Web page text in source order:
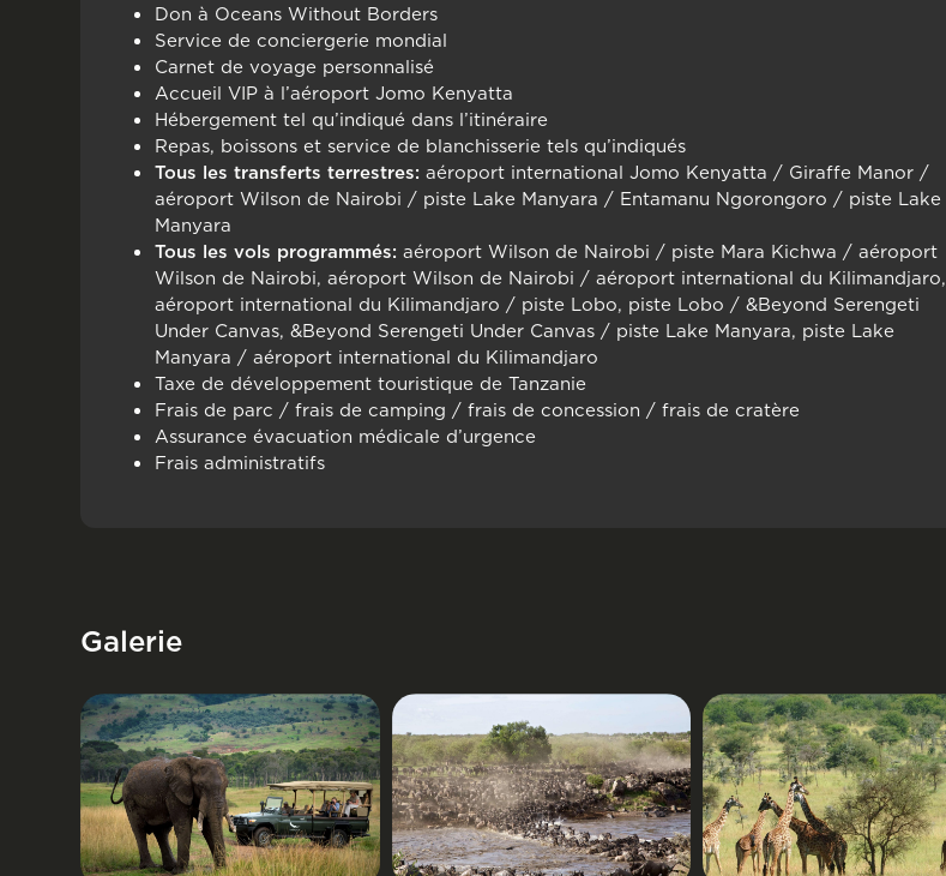
Don à Oceans Without Borders
Service de conciergerie mondial
Carnet de voyage personnalisé
Accueil VIP à l’aéroport Jomo Kenyatta
Hébergement tel qu’indiqué dans l’itinéraire
Repas, boissons et service de blanchisserie tels qu’indiqués
Tous les transferts terrestres: aéroport international Jomo Kenyatta / Giraffe Manor /
aéroport Wilson de Nairobi / piste Lake Manyara / Entamanu Ngorongoro / piste Lake
Manyara
Tous les vols programmés: aéroport Wilson de Nairobi / piste Mara Kichwa / aéroport
Wilson de Nairobi, aéroport Wilson de Nairobi / aéroport international du Kilimandjaro,
aéroport international du Kilimandjaro / piste Lobo, piste Lobo / &Beyond Serengeti
Under Canvas, &Beyond Serengeti Under Canvas / piste Lake Manyara, piste Lake
Manyara / aéroport international du Kilimandjaro
Taxe de développement touristique de Tanzanie
Frais de parc / frais de camping / frais de concession / frais de cratère
Assurance évacuation médicale d’urgence
Frais administratifs
Galerie